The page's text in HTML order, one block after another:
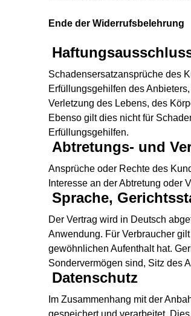
Ende der Widerrufsbelehrung
Schadensersatzansprüche des
Erfüllungsgehilfen des
Verletzung des Lebens, des
Ebenso gilt dies nicht für
Erfüllungsgehilfen.
Abtretungs- und
Ansprüche oder Rechte des
Interesse an der Abtretung oder
Sprache,
Der Vertrag wird in Deutsch
Anwendung. Für Verbraucher
gewöhnlichen Aufenthalt hat.
Sondervermögen sind, Sitz des
Datenschutz
Im Zusammenhang mit der
gespeichert und verarbeitet.